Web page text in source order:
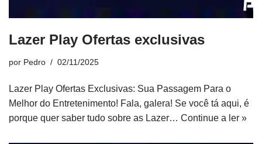
Lazer Play Ofertas exclusivas
por Pedro 02/11/2025
Lazer Play Ofertas Exclusivas: Sua Passagem Para o
Melhor do Entretenimento! Fala, galera! Se você tá aqui, é
porque quer saber tudo sobre as Lazer… Continue a ler »